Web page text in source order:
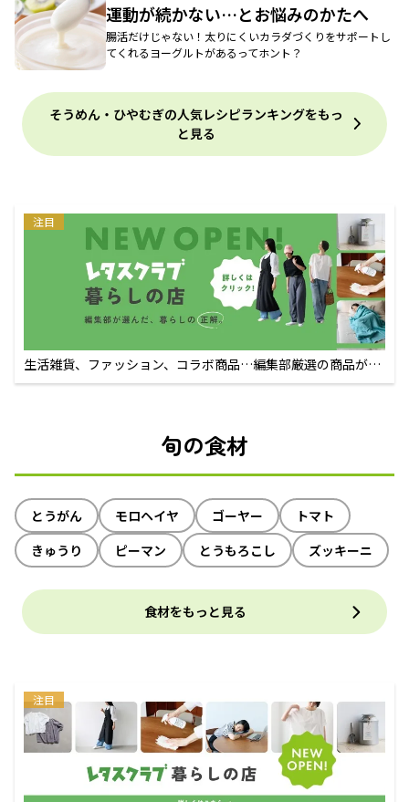
運動が続かない…とお悩みのかたへ
腸活だけじゃない！太りにくいカラダづくりをサポートし
てくれるヨーグルトがあるってホント？
そうめん・ひやむぎの人気レシピランキングをもっ
と見る
注目
生活雑貨、ファッション、コラボ商品…編集部厳選の商品が買
えるECサイト
旬の食材
とうがん モロヘイヤ ゴーヤー
トマト
きゅうり
ピーマン とうもろこし ズッキーニ
食材をもっと見る
注目